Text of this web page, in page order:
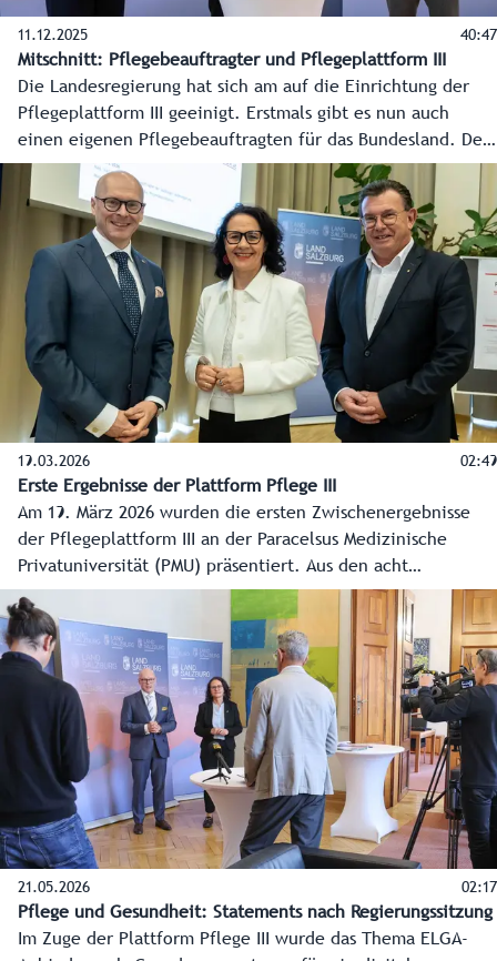
11.12.2025 40:47
Mitschnitt: Pflegebeauftragter und Pflegeplattform III
Die Landesregierung hat sich am auf die Einrichtung der
Pflegeplattform III geeinigt. Erstmals gibt es nun auch
einen eigenen Pflegebeauftragten für das Bundesland. Der
langjährige Pflegedirektor Karl Schwaiger wurde mit der
Aufgabe betraut. Hier der Mitschnitt des Pressegesprächs.
19.03.2026 02:49
Erste Ergebnisse der Plattform Pflege III
Am 19. März 2026 wurden die ersten Zwischenergebnisse
der Pflegeplattform III an der Paracelsus Medizinische
Privatuniversität (PMU) präsentiert. Aus den acht
Arbeitsgruppen wurden jeweils die zentralen Vorschläge
und erarbeiteten Maßnahmen vorgestellt. Diese werden auf
Machbarkeit, Dringlichkeit und Finanzierbarkeit geprüft.
21.05.2026 02:17
Pflege und Gesundheit: Statements nach Regierungssitzung
Im Zuge der Plattform Pflege III wurde das Thema ELGA-